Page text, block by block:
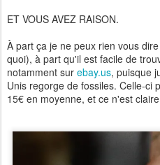
ET VOUS AVEZ RAISON.
À part ça je ne peux rien vous
quoi), à part qu'il est facile de
notamment sur ebay.us, puisque
Unis regorge de fossiles. Celle-ci
15€ en moyenne, et ce n'est